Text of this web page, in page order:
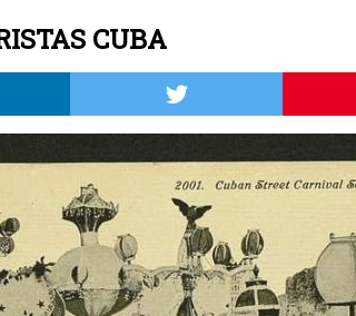
CUBA